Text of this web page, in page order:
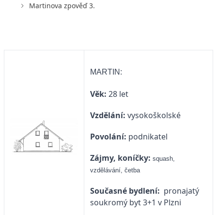
Martinova zpověď 3.
MARTIN:
Věk: 28 let
Vzdělání: vysokoškolské
Povolání: podnikatel
Zájmy, koníčky: squash,
vzdělávání, četba
Současné bydlení: pronajatý
soukromý byt 3+1 v Plzni